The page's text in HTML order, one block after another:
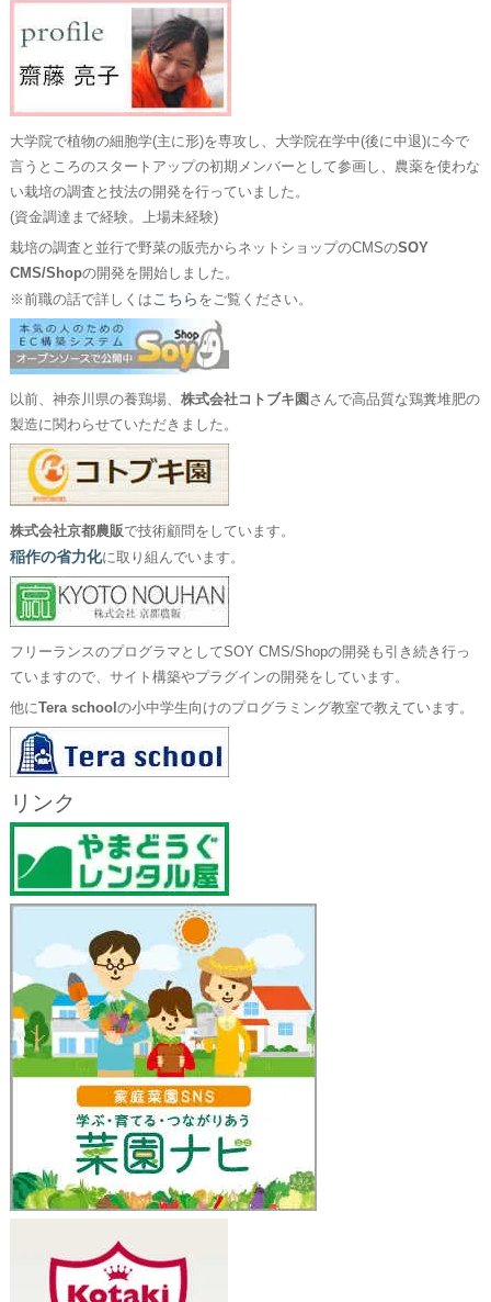
大学院で植物の細胞学(主に形)を専攻し、大学院在学中(後に中退)に今で
言うところのスタートアップの初期メンバーとして参画し、農薬を使わな
い栽培の調査と技法の開発を行っていました。
(資金調達まで経験。上場未経験)
栽培の調査と並行で野菜の販売からネットショップのCMSのSOY
CMS/Shopの開発を開始しました。
※前職の話で詳しくは こちら をご覧ください。
以前、神奈川県の養鶏場、 株式会社コトブキ園 さんで高品質な鶏糞堆肥の
製造に関わらせていただきました。
株式会社京都農販で技術顧問をしています。
稲作の省力化に取り組んでいます。
フリーランスのプログラマとしてSOY CMS/Shopの開発も引き続き行っ
ていますので、サイト構築やプラグインの開発をしています。
他にTera school の小中学生向けのプログラミング教室で教えています。
リンク